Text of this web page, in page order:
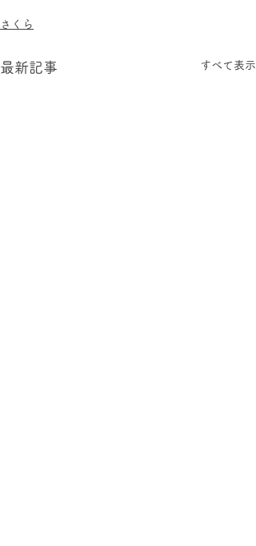
さくら
最新記事 すべて表示